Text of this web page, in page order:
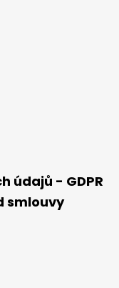
údajů - GDPR
smlouvy